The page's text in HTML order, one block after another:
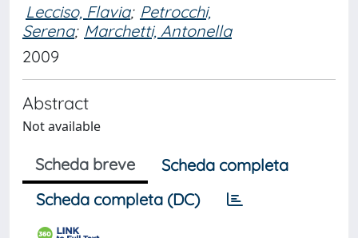
Lecciso, Flavia; Petrocchi,
Serena; Marchetti, Antonella
2009
Abstract
Not available
Scheda breve
Scheda completa
Scheda completa (DC)